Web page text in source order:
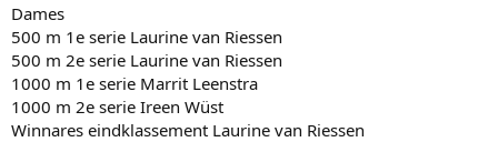
Dames
500 m 1e serie Laurine van Riessen
500 m 2e serie Laurine van Riessen
1000 m 1e serie Marrit Leenstra
1000 m 2e serie Ireen Wüst
Winnares eindklassement Laurine van Riessen